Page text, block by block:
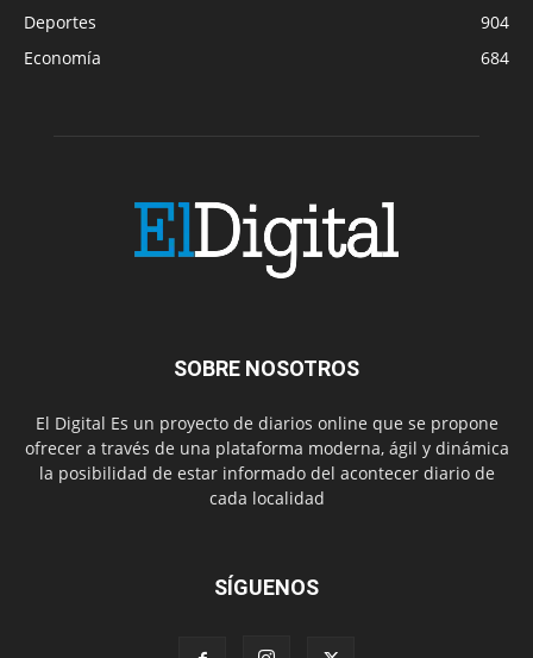
Deportes
904
Economía
684
SOBRE NOSOTROS
El Digital Es un proyecto de diarios online que se propone
ofrecer a través de una plataforma moderna, ágil y dinámica
la posibilidad de estar informado del acontecer diario de
cada localidad
SÍGUENOS